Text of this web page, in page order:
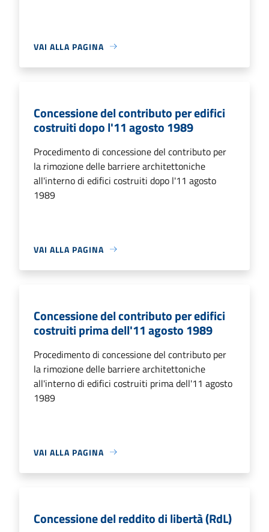
VAI ALLA PAGINA
Concessione del contributo per edifici
costruiti dopo l'11 agosto 1989
Procedimento di concessione del contributo per
la rimozione delle barriere architettoniche
all'interno di edifici costruiti dopo l'11 agosto
1989
VAI ALLA PAGINA
Concessione del contributo per edifici
costruiti prima dell'11 agosto 1989
Procedimento di concessione del contributo per
la rimozione delle barriere architettoniche
all'interno di edifici costruiti prima dell'11 agosto
1989
VAI ALLA PAGINA
Concessione del reddito di libertà (RdL)